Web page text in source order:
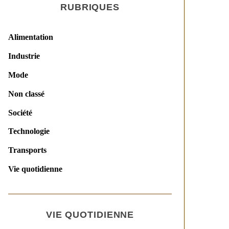
RUBRIQUES
Alimentation
Industrie
Mode
Non classé
Société
Technologie
Transports
Vie quotidienne
VIE QUOTIDIENNE